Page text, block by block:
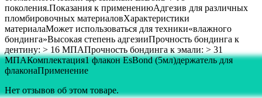
поколения.Показания к применениюАдгезив для различных
пломбировочных материаловХарактеристики
материалаМожет использоваться для техники«влажного
бондинга»Высокая степень адгезииПрочность бондинга к
дентину: > 16 МПАПрочность бондинга к эмали: > 31
МПАКомплектация1 флакон EsBond (5мл)держатель для
флаконаПрименение
Нет отзывов об этом товаре.